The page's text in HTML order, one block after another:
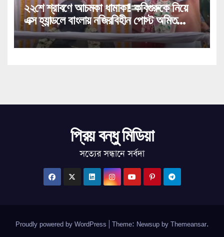
২২শে শ্রাবণে আচমকা ধামাকা! কবিগুরুকে নিয়ে
এক্স হ্যান্ডলে বাংলায় নজিরবিহীন পোস্ট অমিত
শাহের!
প্রিয় বন্ধু মিডিয়া
সত্যের সন্ধানে সর্বদা
Proudly powered by WordPress Theme: Newsup by Themeansar.